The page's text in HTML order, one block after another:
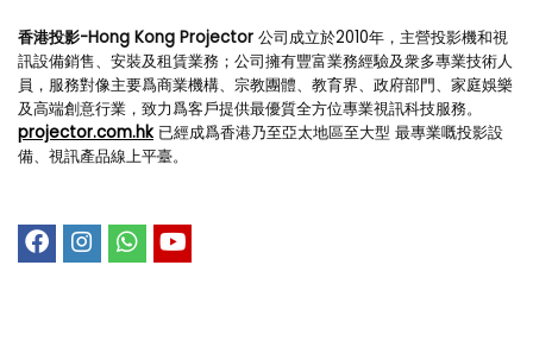
香港投影-Hong Kong Projector 公司成立於2010年，主營投影機和視
訊設備銷售、安裝及租賃業務；公司擁有豐富業務經驗及衆多專業技術人
員，服務對像主要爲商業機構、宗教團體、教育界、政府部門、家庭娛樂
及高端創意行業，致力爲客戶提供最優質全方位專業視訊科技服務。
projector.com.hk 已經成爲香港乃至亞太地區至大型 最專業嘅投影設
備、視訊產品線上平臺。